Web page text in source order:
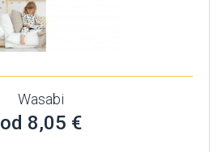
Wasabi
od 8,05 €